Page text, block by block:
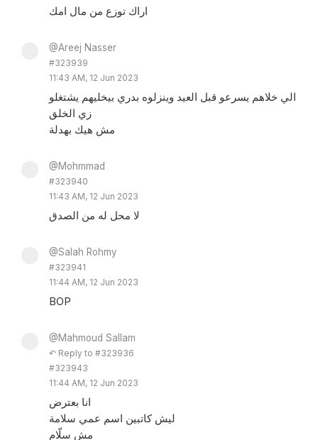
اراك توزع من مال امك
@Areej Nasser
#323939
11:43 AM, 12 Jun 2023
الي خلاهم يسرعو قبل العيد وينزلوه بدري بيخليهم يشتغلو
زي الخلق
مش هيك بهدلة
@Mohmmad
#323940
11:43 AM, 12 Jun 2023
لا محل له من الصدق
@Salah Rohmy
#323941
11:44 AM, 12 Jun 2023
BOP
@Mahmoud Sallam
↶ Reply to #323936
#323943
11:44 AM, 12 Jun 2023
انا بعترض
ليش كاتبين اسم عمي سلامة
مش سلّام